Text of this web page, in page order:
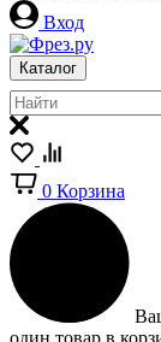
Вход
Каталог
0 Корзина
один товар в